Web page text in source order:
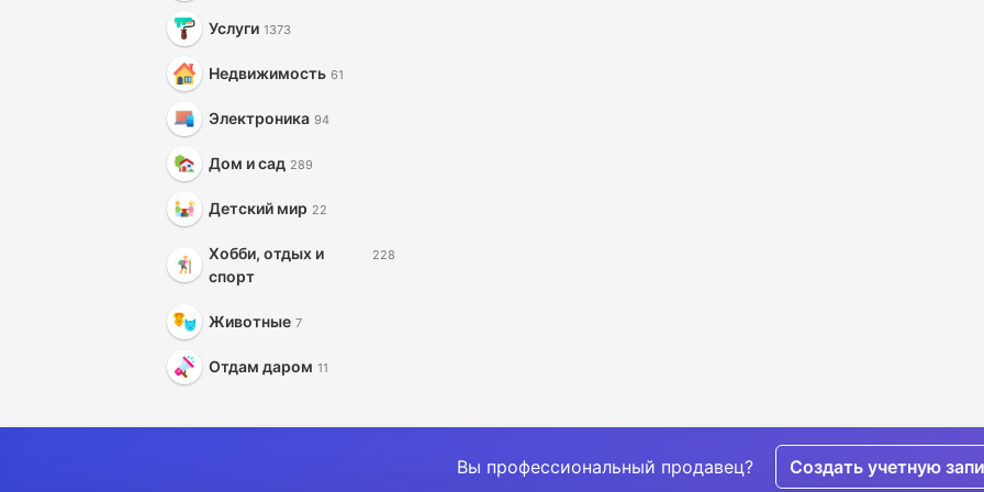
Услуги 1373
Недвижимость 61
Электроника 94
Дом и сад 289
Детский мир 22
Хобби, отдых и
спорт
228
Животные 7
Отдам даром 11
Вы профессиональный продавец? Создать учетную